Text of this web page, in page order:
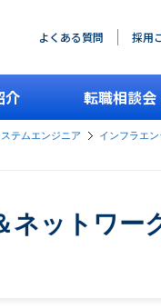
よくある質問 採用
介 転職相談会
テムエンジニア インフラエン
ネットワー